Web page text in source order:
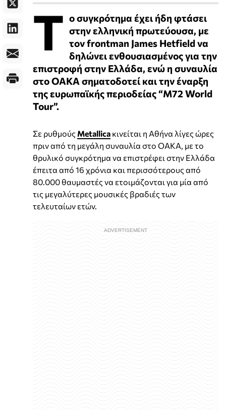
Τ ο συγκρότημα έχει ήδη φτάσει
στην ελληνική πρωτεύουσα, με
τον frontman James Hetfield να
δηλώνει ενθουσιασμένος για την
επιστροφή στην Ελλάδα, ενώ η συναυλία
στο ΟΑΚΑ σηματοδοτεί και την έναρξη
της ευρωπαϊκής περιοδείας “M72 World
Tour”.
Σε ρυθμούς Metallica κινείται η Αθήνα λίγες ώρες
πριν από τη μεγάλη συναυλία στο ΟΑΚΑ, με το
θρυλικό συγκρότημα να επιστρέφει στην Ελλάδα
έπειτα από 16 χρόνια και περισσότερους από
80.000 θαυμαστές να ετοιμάζονται για μία από
τις μεγαλύτερες μουσικές βραδιές των
τελευταίων ετών.